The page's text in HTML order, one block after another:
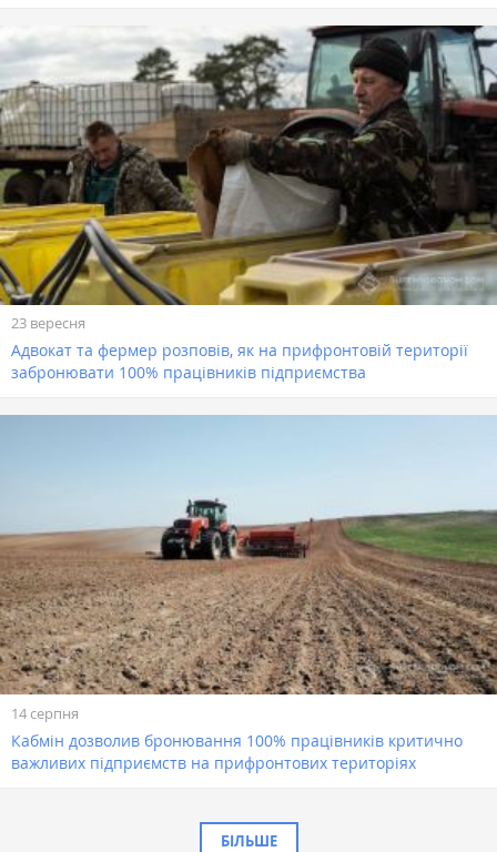
23 вересня
Адвокат та фермер розповів, як на прифронтовій території
забронювати 100% працівників підприємства
14 серпня
Кабмін дозволив бронювання 100% працівників критично
важливих підприємств на прифронтових територіях
БІЛЬШЕ